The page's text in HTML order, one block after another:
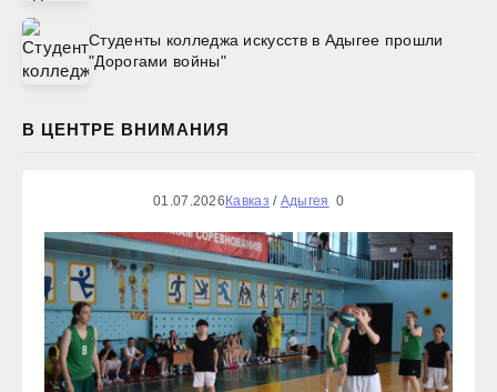
Студенты колледжа искусств в Адыгее прошли
"Дорогами войны"
В ЦЕНТРЕ ВНИМАНИЯ
01.07.2026 Кавказ / Адыгея 0